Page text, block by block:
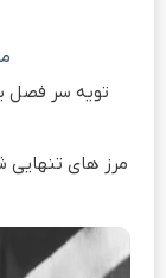
تویه سر فصل
مرز های